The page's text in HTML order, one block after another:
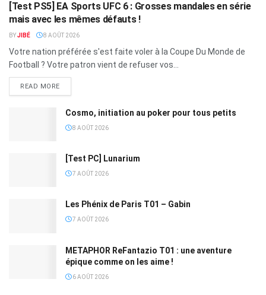
[Test PS5] EA Sports UFC 6 : Grosses mandales en série
mais avec les mêmes défauts !
BYJIBÉ 8 AOÛT 2026
Votre nation préférée s'est faite voler à la Coupe Du Monde de
Football ? Votre patron vient de refuser vos...
READ MORE
Cosmo, initiation au poker pour tous petits
8 AOÛT 2026
[Test PC] Lunarium
7 AOÛT 2026
Les Phénix de Paris T01 – Gabin
7 AOÛT 2026
METAPHOR ReFantazio T01 : une aventure
épique comme on les aime !
6 AOÛT 2026